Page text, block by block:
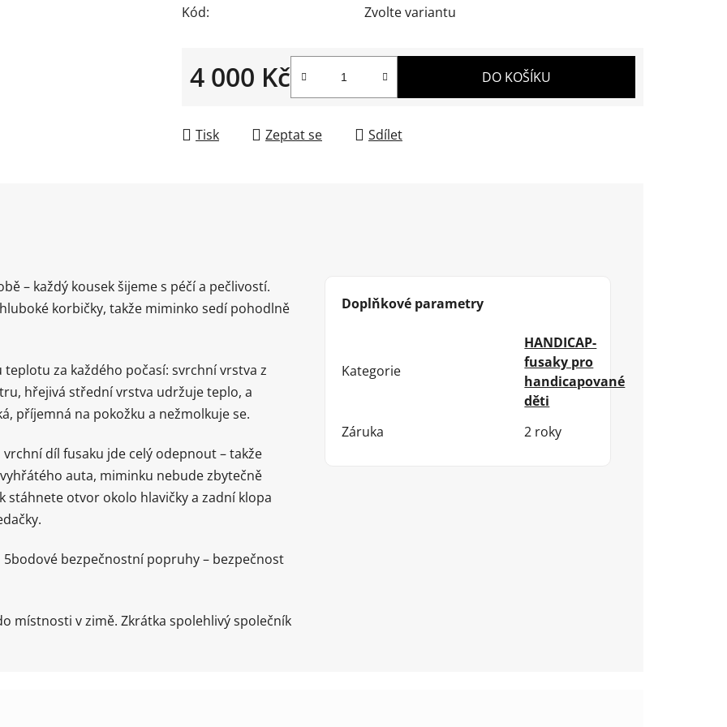
Kód: Zvolte variantu
4 000 Kč DO KOŠÍKU
Tisk Zeptat se Sdílet
– každý kousek šijeme s péčí a pečlivostí.
korbičky, takže miminko sedí pohodlně
za každého počasí: svrchní vrstva z
hřejivá střední vrstva udržuje teplo, a
příjemná na pokožku a nežmolkuje se.
díl fusaku jde celý odepnout – takže
auta, miminku nebude zbytečně
otvor okolo hlavičky a zadní klopa
bezpečnostní popruhy – bezpečnost
místnosti v zimě. Zkrátka spolehlivý společník
Doplňkové parametry
Kategorie
HANDICAP-
fusaky pro
handicapované
děti
Záruka
2 roky